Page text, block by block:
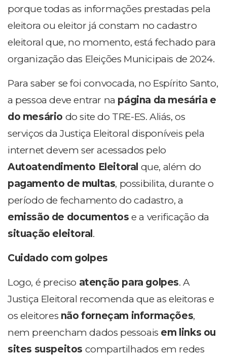
porque todas as informações prestadas pela
eleitora ou eleitor já constam no cadastro
eleitoral que, no momento, está fechado para
organização das Eleições Municipais de 2024.
Para saber se foi convocada, no Espírito Santo,
a pessoa deve entrar na página da mesária e
do mesário do site do TRE-ES. Aliás, os
serviços da Justiça Eleitoral disponíveis pela
internet devem ser acessados pelo
Autoatendimento Eleitoral que, além do
pagamento de multas, possibilita, durante o
período de fechamento do cadastro, a
emissão de documentos e a verificação da
situação eleitoral .
Cuidado com golpes
Logo, é preciso atenção para golpes. A
Justiça Eleitoral recomenda que as eleitoras e
os eleitores não forneçam informações,
nem preencham dados pessoais em links ou
sites suspeitos compartilhados em redes